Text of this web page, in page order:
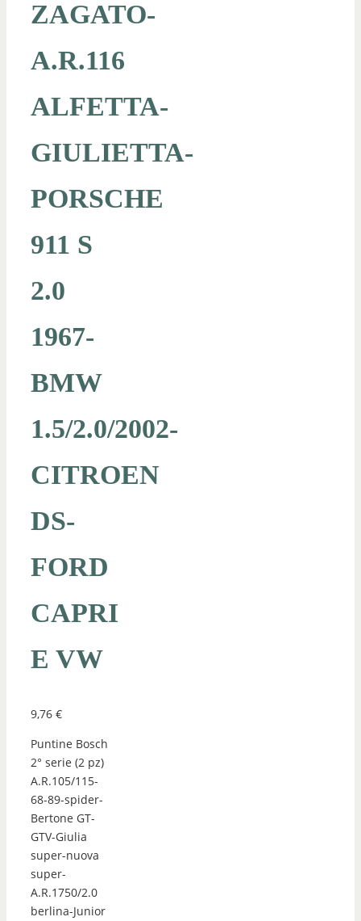
ZAGATO-
A.R.116
ALFETTA-
GIULIETTA-
PORSCHE
911 S
2.0
1967-
BMW
1.5/2.0/2002-
CITROEN
DS-
FORD
CAPRI
E VW
9,76 €
Puntine Bosch
2° serie (2 pz)
A.R.105/115-
68-89-spider-
Bertone GT-
GTV-Giulia
super-nuova
super-
A.R.1750/2.0
berlina-Junior